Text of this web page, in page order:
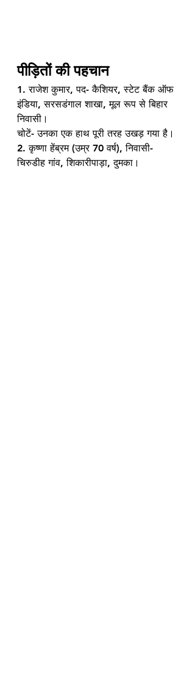
पीड़ितों की पहचान
1. राजेश कुमार, पद- कैशियर, स्टेट बैंक ऑफ
इंडिया, सरसडंगाल शाखा, मूल रूप से बिहार
निवासी।
चोटें- उनका एक हाथ पूरी तरह उखड़ गया है।
2. कृष्णा हेंब्रम (उम्र 70 वर्ष), निवासी-
चिरुडीह गांव, शिकारीपाड़ा, दुमका।